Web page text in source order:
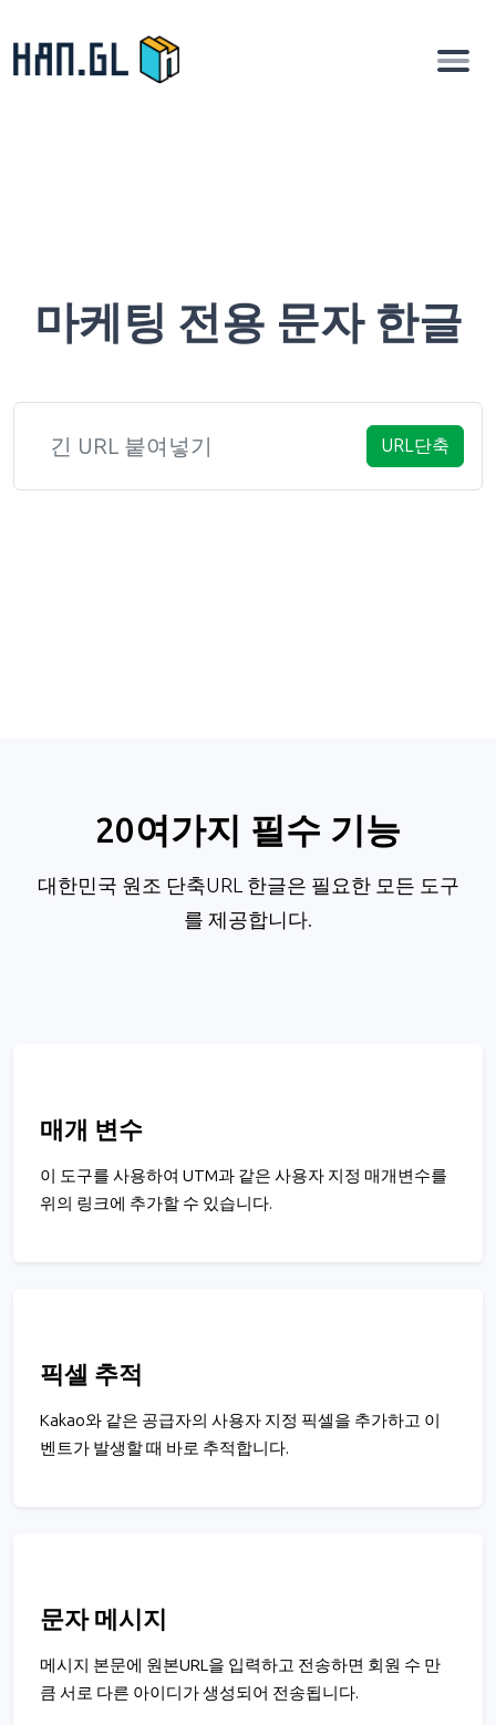
마케팅 전용 문자 한글
URL단축
20여가지 필수 기능
대한민국 원조 단축URL 한글은 필요한 모든 도구
를 제공합니다.
매개 변수
이 도구를 사용하여 UTM과 같은 사용자 지정 매개변수를
위의 링크에 추가할 수 있습니다.
픽셀 추적
Kakao와 같은 공급자의 사용자 지정 픽셀을 추가하고 이
벤트가 발생할 때 바로 추적합니다.
문자 메시지
메시지 본문에 원본URL을 입력하고 전송하면 회원 수 만
큼 서로 다른 아이디가 생성되어 전송됩니다.